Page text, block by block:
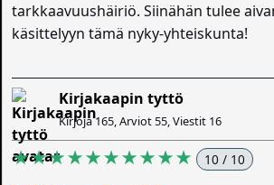
tarkkaavuushäiriö. Siinähän tulee
käsittelyyn tämä nyky-yhteiskunta!
Kirjakaapin tyttö
Kirjoja 165, Arviot 55, Viestit 16
★★★★★★★★★★ 10 / 10